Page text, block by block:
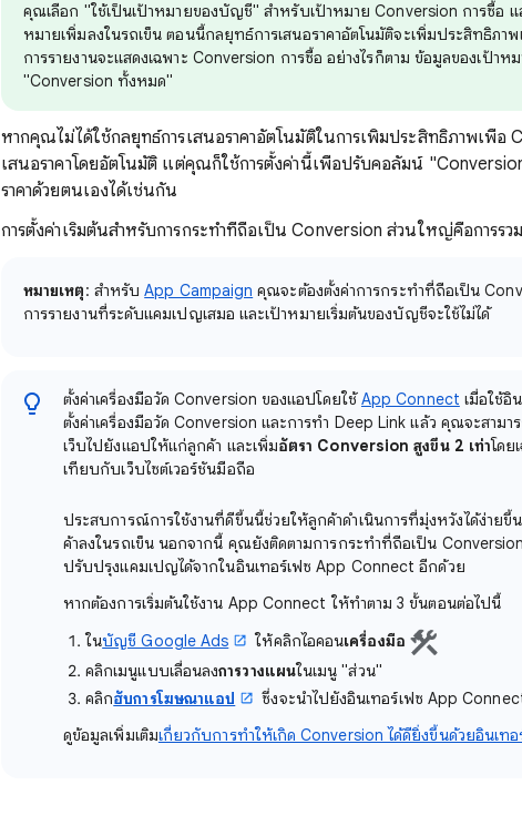
คุณเลือก "ใช้เป็นเป้าหมายของบัญชี" สําหรับเป้าหมาย Conversion การซื้อ แ
หมายเพิ่มลงในรถเข็น ตอนนี้กลยุทธ์การเสนอราคาอัตโนมัติจะเพิ่มประสิทธิภา
การรายงานจะแสดงเฉพาะ Conversion การซื้อ อย่างไรก็ตาม ข้อมูลของเป้า
"Conversion ทั้งหมด"
หากคุณไม่ได้ใช้กลยุทธ์การเสนอราคาอัตโนมัติในการเพิ่มประสิทธิภาพเพื่อ
เสนอราคาโดยอัตโนมัติ แต่คุณก็ใช้การตั้งค่านี้เพื่อปรับคอลัมน์
ราคาด้วยตนเองได้เช่นกัน
การตั้งค่าเริ่มต้นสำหรับการกระทำที่ถือเป็น Conversion ส่วนใหญ่คือการร
หมายเหตุ: สําหรับApp Campaign คุณจะต้องตั้งค่าการกระทําที่ถือเป็น
การรายงานที่ระดับแคมเปญเสมอ และเป้าหมายเริ่มต้นของบัญชีจะใช้ไม่ได้
ตั้งค่าเครื่องมือวัด Conversion ของแอปโดยใช้App Connect เมื่อใช้อิ
ตั้งค่าเครื่องมือวัด Conversion และการทำ Deep Link แล้ว คุณจะสาม
เว็บไปยังแอปให้แก่ลูกค้า และเพิ่มอัตรา Conversion สูงขึ้น 2 เท่าโดย
เทียบกับเว็บไซต์เวอร์ชันมือถือ
ประสบการณ์การใช้งานที่ดีขึ้นนี้ช่วยให้ลูกค้าดำเนินการที่มุ่งหวังได้ง่ายขึ้
ค้าลงในรถเข็น นอกจากนี้ คุณยังติดตามการกระทําที่ถือเป็น
ปรับปรุงแคมเปญได้จากในอินเทอร์เฟซ App Connect อีกด้วย
หากต้องการเริ่มต้นใช้งาน App Connect ให้ทำตาม 3 ขั้นตอนต่อไปนี้
ในบัญชี Google Ads ให้คลิกไอคอนเครื่องมือ
คลิกเมนูแบบเลื่อนลงการวางแผนในเมนู "ส่วน"
คลิกฮับการโฆษณาแอป
ซึ่งจะนำไปยังอินเทอร์เฟซ App
ดูข้อมูลเพิ่มเติมเกี่ยวกับการทำให้เกิด Conversion ได้ดียิ่งขึ้นด้วยอินเท